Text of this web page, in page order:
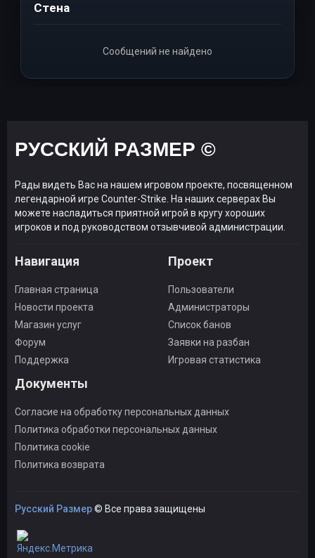
Стена
Сообщений не найдено
РУССКИЙ РАЗМЕР ©
Рады видеть Вас на нашем игровом проекте, посвященном
легендарной игре Counter-Strike. На наших серверах Вы
можете насладиться приятной игрой в кругу хороших
игроков и под руководством отзывчивой администрации.
Навигация
Главная страница
Новости проекта
Магазин услуг
Форум
Поддержка
Проект
Пользователи
Администраторы
Список банов
Заявки на разбан
Игровая статистика
Документы
Согласие на обработку персональных данных
Политика обработки персональных данных
Политика cookie
Политика возврата
Русский Размер© Все права защищены